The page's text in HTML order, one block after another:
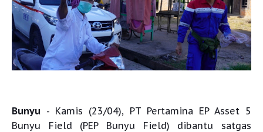
Bunyu - Kamis (23/04), PT Pertamina EP Asset 5
Bunyu Field (PEP Bunyu Field) dibantu satgas